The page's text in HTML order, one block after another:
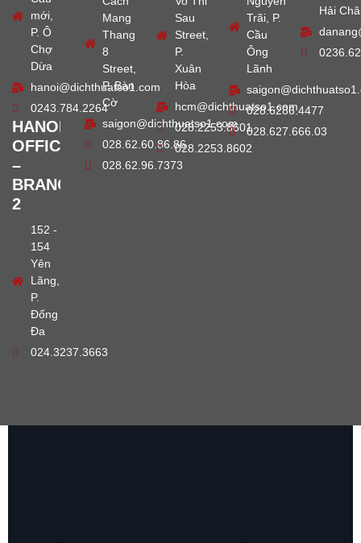
mới,
P. Ô
Chợ
Dừa
hanoi@dichthuatso1.com
0243.784.2264
HANOI
OFFICE
–
BRANCH
2
152 -
154
Yên
Lãng,
P.
Đống
Đa
024.3237.3663
Mang
Thang
8
Street,
P. Bàn
Cờ
saigon@dichthuatso1.com
028.62.60.86.86
028.62.96.7373
Sau
Street,
P.
Xuân
Hòa
hcm@dichthuatso1.com
028.2253.8601
028.2253.8602
Trãi, P.
Cầu
Ông
Lãnh
028.6286.4477
028.627.666.03
Hải